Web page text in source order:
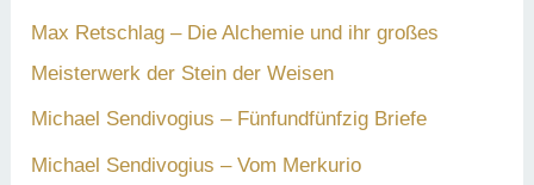
Max Retschlag – Die Alchemie und ihr großes
Meisterwerk der Stein der Weisen
Michael Sendivogius – Fünfundfünfzig Briefe
Michael Sendivogius – Vom Merkurio